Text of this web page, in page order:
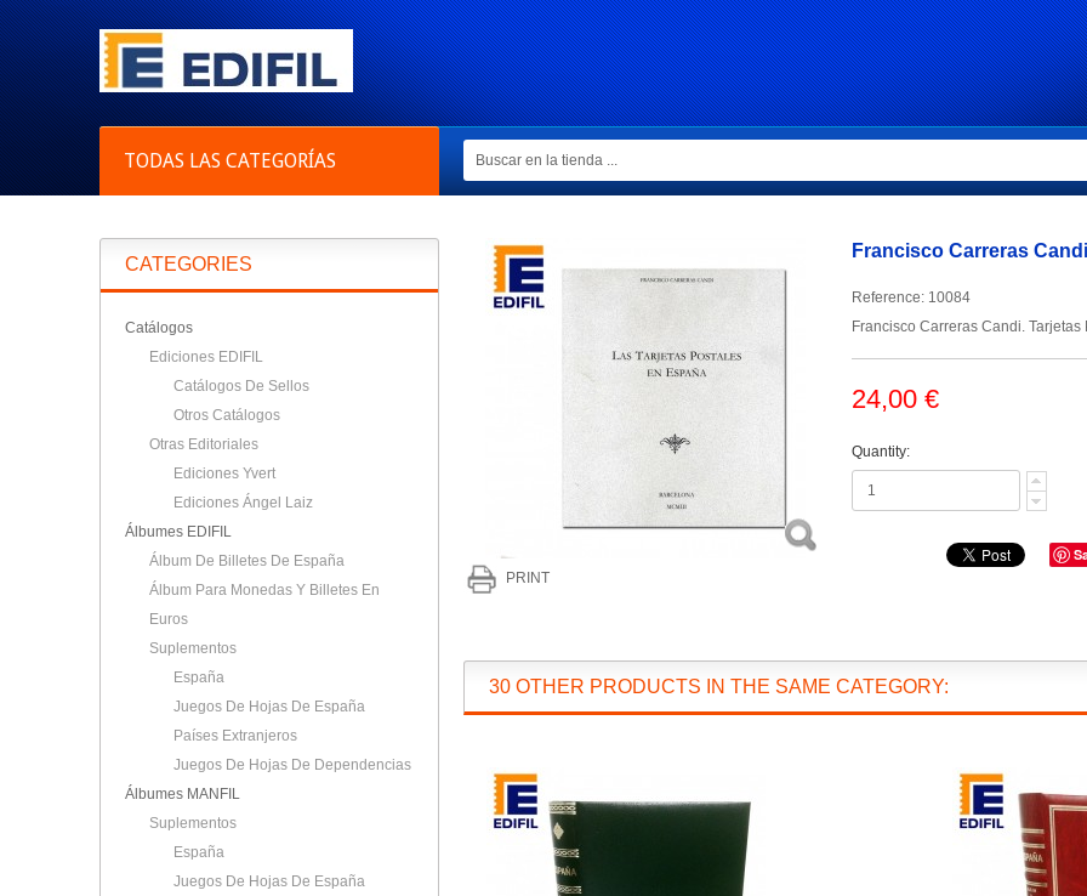
TODAS LAS CATEGORÍAS
CATEGORIES
Catálogos
Ediciones EDIFIL
Catálogos De Sellos
Otros Catálogos
Otras Editoriales
Ediciones Yvert
Ediciones Ángel Laiz
Álbumes EDIFIL
Álbum De Billetes De España
Álbum Para Monedas Y Billetes En
Euros
Suplementos
España
Juegos De Hojas De España
Países Extranjeros
Juegos De Hojas De Dependencias
Álbumes MANFIL
Suplementos
España
Juegos De Hojas De España
PRINT
Francisco Carreras
Reference: 10084
Francisco Carreras Candi.
24,00 €
Quantity:
30 OTHER PRODUCTS IN THE SAME CATEGORY: